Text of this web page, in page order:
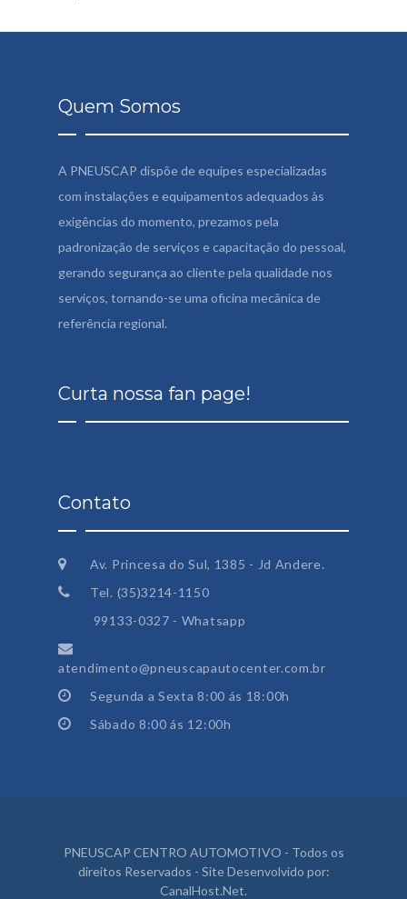
Quem Somos
A PNEUSCAP dispõe de equipes especializadas
com instalações e equipamentos adequados às
exigências do momento, prezamos pela
padronização de serviços e capacitação do pessoal,
gerando segurança ao cliente pela qualidade nos
serviços, tornando-se uma oficina mecânica de
referência regional.
Curta nossa fan page!
Contato
Av. Princesa do Sul, 1385 - Jd Andere.
Tel. (35)3214-1150
99133-0327 - Whatsapp
atendimento@pneuscapautocenter.com.br
Segunda a Sexta 8:00 ás 18:00h
Sábado 8:00 ás 12:00h
PNEUSCAP CENTRO AUTOMOTIVO - Todos os
direitos Reservados - Site Desenvolvido por:
CanalHost.Net.